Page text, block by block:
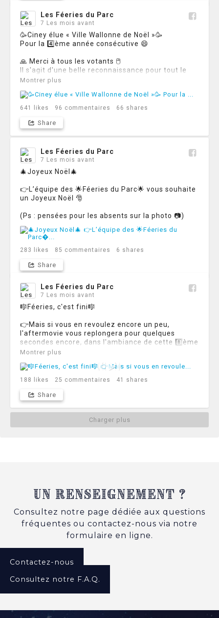
associations qui participent à faire des Féeries du
Parc un événement qualitatif 🙏
➕Comme après chaque édition, des débriefings
sont prévus dans les prochains jours (n'hésitez
pas à nous faire part de vos idées, conseils,
remarques, constats,...)
📆Et puis, restez connectés, on vous dévoile
bientôt les dates de l'édition 2026 🤩
Les Féeries du Parc
7 Les mois avant
🥳Ciney élue « Ville Wallonne de Noël »🥳
Pour la 4️⃣ème année consécutive 😄
🙏 Merci à tous les votants 🖱
Il s'agit d'une belle reconnaissance pour tout le
travail mené à l'organisation des Féeries du Parc
Prochaine étape : la remise du trophée 🥇
Montrer plus
641 likes 96 commentaires 66 shares
Share
Les Féeries du Parc
7 Les mois avant
🎄Joyeux Noël🎄
👉L’équipe des 🌟Féeries du Parc🌟 vous souhaite
un Joyeux Noël 🎅
(Ps : pensées pour les absents sur la photo 📷)
283 likes 85 commentaires 6 shares
Share
Les Féeries du Parc
7 Les mois avant
🎼Féeries, c'est fini🎼
👉Mais si vous en revoulez encore un peu,
l'aftermovie vous replongera pour quelques
secondes encore, dans l'ambiance de cette 8️⃣ème
édition 🤩
Nous, on est déjà nostalgiques 🥺
Montrer plus
188 likes 25 commentaires 41 shares
Share
Charger plus
Un renseignement ?
Consultez notre page dédiée aux questions
fréquentes ou contactez-nous via notre
formulaire en ligne.
Contactez-nous
Consultez notre F.A.Q.